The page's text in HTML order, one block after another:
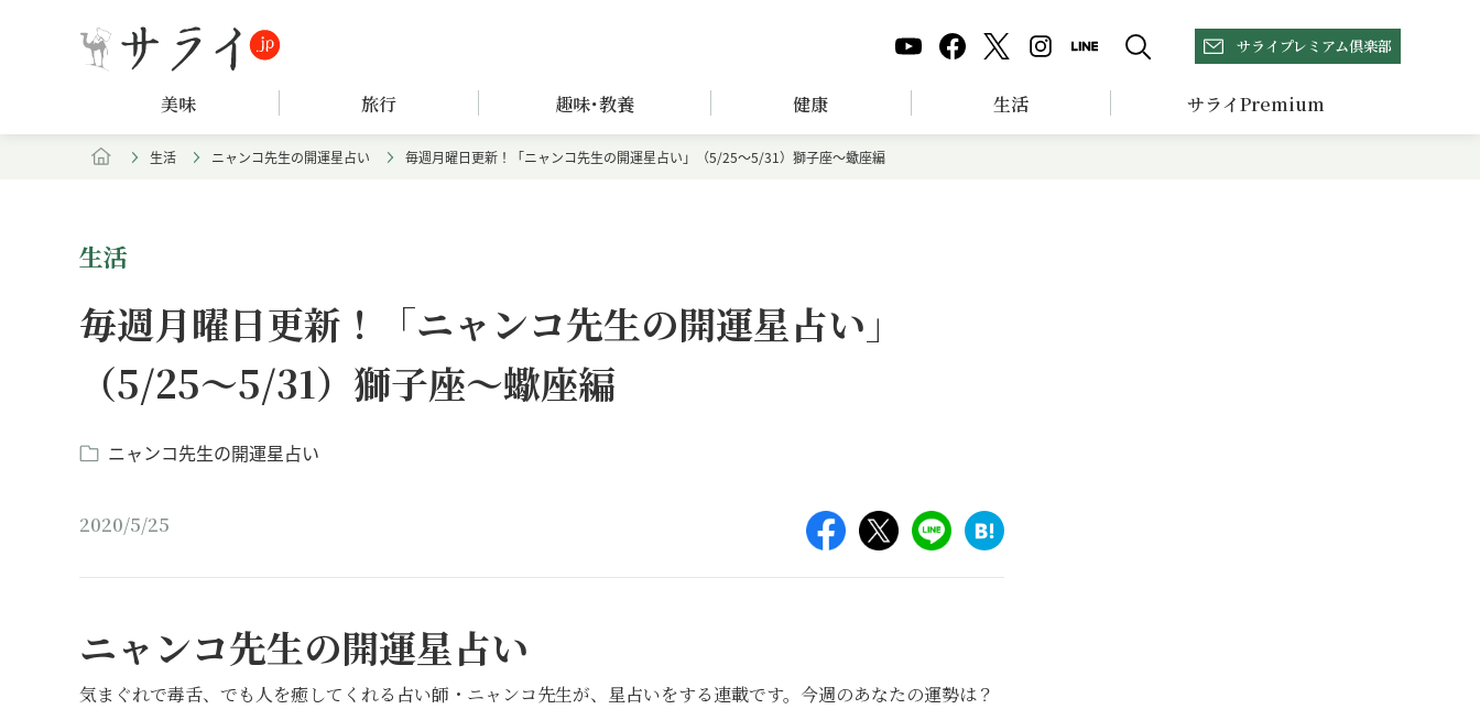
サライプレミアム倶楽部
美味 旅行 趣味･教養 健康 生活 サライPremium
生活 ニャンコ先生の開運星占い 毎週月曜日更新！「ニャンコ先生の開運星占い」（5/25～5/31）獅子座～蠍座編
生活
毎週月曜日更新！「ニャンコ先生の開運星占い」
（5/25～5/31）獅子座～蠍座編
ニャンコ先生の開運星占い
2020/5/25
ニャンコ先生の開運星占い
気まぐれで毒舌、でも人を癒してくれる占い師・ニャンコ先生が、星占いをする連載です。今週のあなたの運勢は？